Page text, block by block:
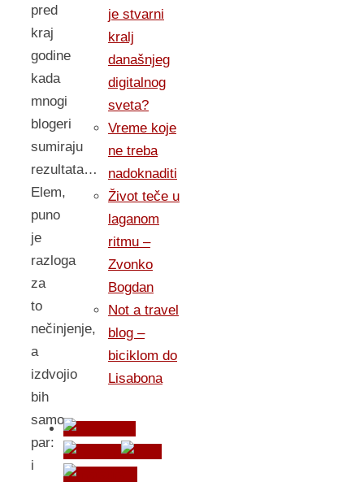
pred
kraj
godine
kada
mnogi
blogeri
sumiraju
rezultata…
Elem,
puno
je
razloga
za
to
nečinjenje,
a
izdvojio
bih
samo
par:
i
je stvarni
kralj
današnjeg
digitalnog
sveta?
Vreme koje
ne treba
nadoknaditi
Život teče u
laganom
ritmu –
Zvonko
Bogdan
Not a travel
blog –
biciklom do
Lisabona